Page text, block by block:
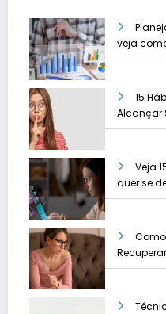
veja
15
Alcançar
Veja
quer se